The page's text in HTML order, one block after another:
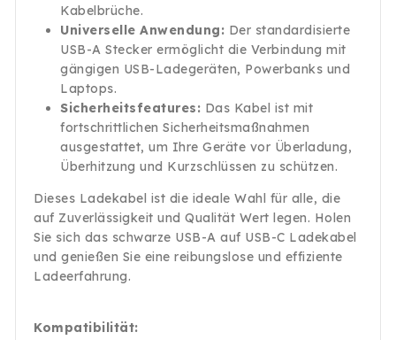
Kabelbrüche.
Universelle Anwendung: Der standardisierte
USB-A Stecker ermöglicht die Verbindung mit
gängigen USB-Ladegeräten, Powerbanks und
Laptops.
Sicherheitsfeatures: Das Kabel ist mit
fortschrittlichen Sicherheitsmaßnahmen
ausgestattet, um Ihre Geräte vor Überladung,
Überhitzung und Kurzschlüssen zu schützen.
Dieses Ladekabel ist die ideale Wahl für alle, die
auf Zuverlässigkeit und Qualität Wert legen. Holen
Sie sich das schwarze USB-A auf USB-C Ladekabel
und genießen Sie eine reibungslose und effiziente
Ladeerfahrung.
Kompatibilität: